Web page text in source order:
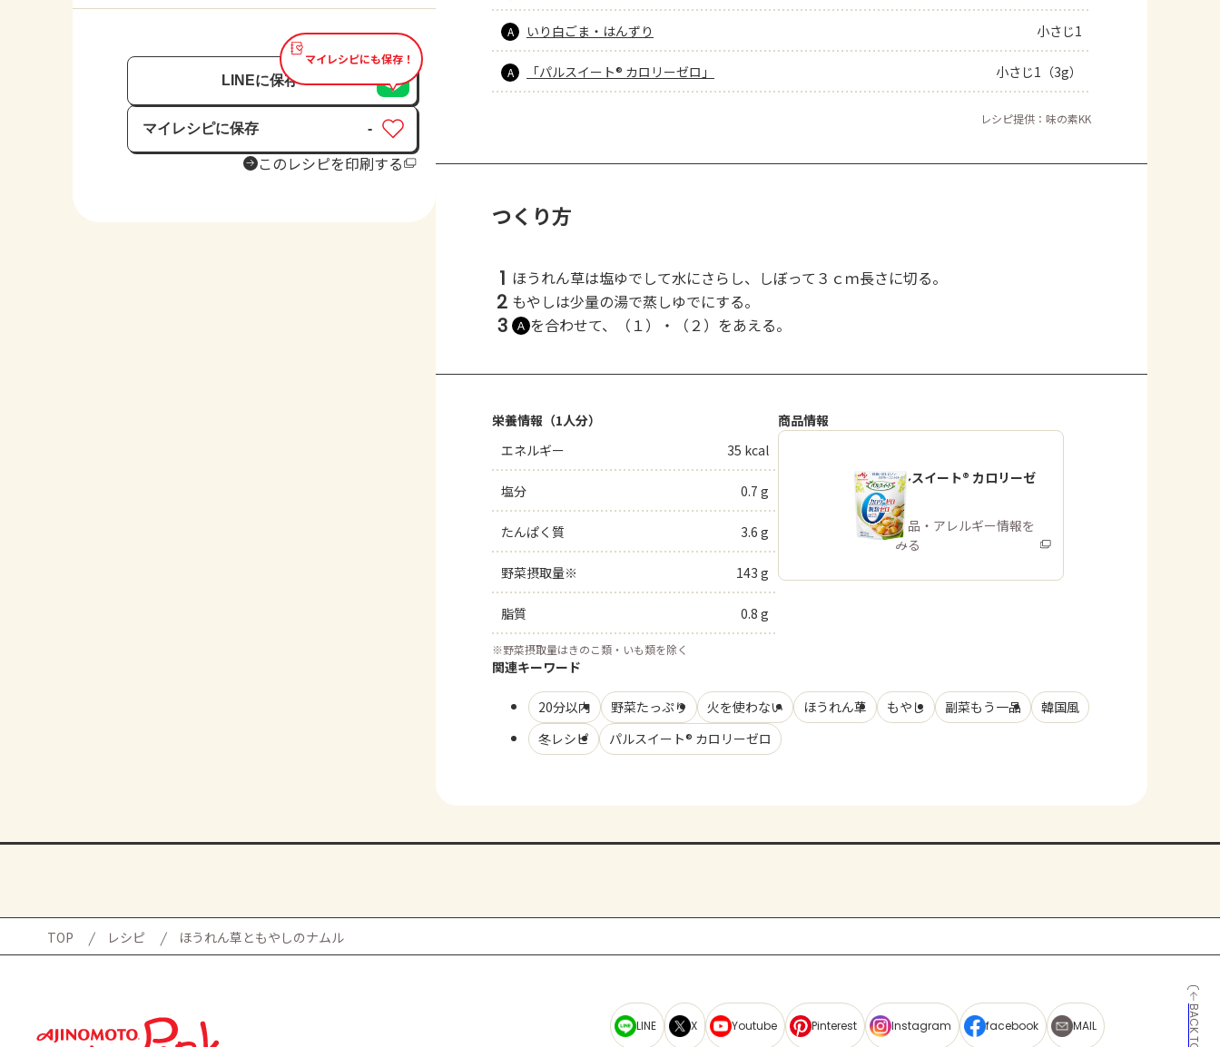
マイレシピにも保存！
LINEに保存
マイレシピに保存
保存済み
-
このレシピを印刷する
A いり白ごま・はんずり 小さじ1
A 「パルスイート® カロリーゼロ」 小さじ1（3g）
レシピ提供：味の素KK
つくり方
1 ほうれん草は塩ゆでして水にさらし、しぼって３ｃｍ長さに切る。
2 もやしは少量の湯で蒸しゆでにする。
3 Ａ を合わせて、（１）・（２）をあえる。
栄養情報（1人分）
エネルギー
35 kcal
塩分 0.7 g
たんぱく質 3.6 g
野菜摂取量※ 143 g
脂質 0.8 g
※野菜摂取量はきのこ類・いも類を除く
商品情報
「パルスイート® カロリーゼ
ロ」
商品・アレルギー情報を
みる
関連キーワード
20分以内 野菜たっぷり 火を使わない ほうれん草 もやし 副菜もう一品
韓国風
冬レシピ
パルスイート® カロリーゼロ
TOP レシピ ほうれん草ともやしのナムル
LINE X Youtube Pinterest Instagram facebook MAIL